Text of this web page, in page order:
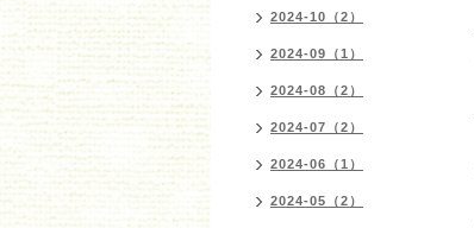
2024-10（2）
2024-09（1）
2024-08（2）
2024-07（2）
2024-06（1）
2024-05（2）